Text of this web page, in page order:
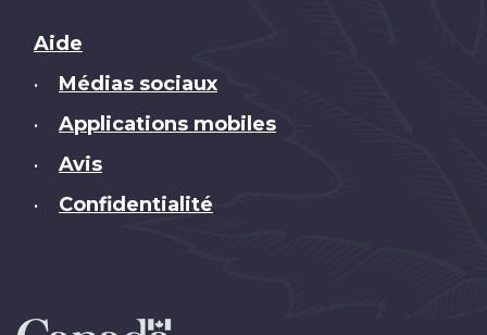
Brand
Aide
• Médias sociaux
• Applications mobiles
• Avis
• Confidentialité